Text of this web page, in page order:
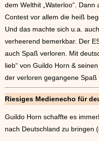
dem Welthit „Waterloo“.
Contest vor allem die heiß
Und das machte sich u.a.
verheerend bemerkbar. Der
auch Spaß verloren. Mit
lieb“ von Guildo Horn &
der verloren gegangene Spaß
Riesiges Medienecho für
Guildo Horn schaffte es
nach Deutschland zu bringen